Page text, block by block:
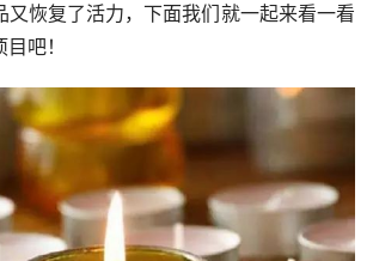
又恢复了活力，下面我们就一起来看一看
吧！